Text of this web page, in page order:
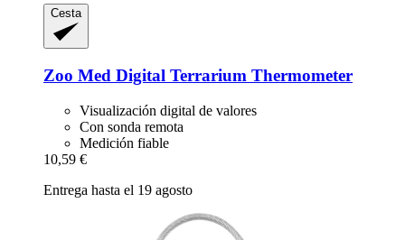
Cesta
Zoo Med Digital Terrarium Thermometer
Visualización digital de valores
Con sonda remota
Medición fiable
10,59 €
Entrega hasta el 19 agosto